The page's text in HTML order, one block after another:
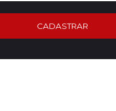
CADASTRAR